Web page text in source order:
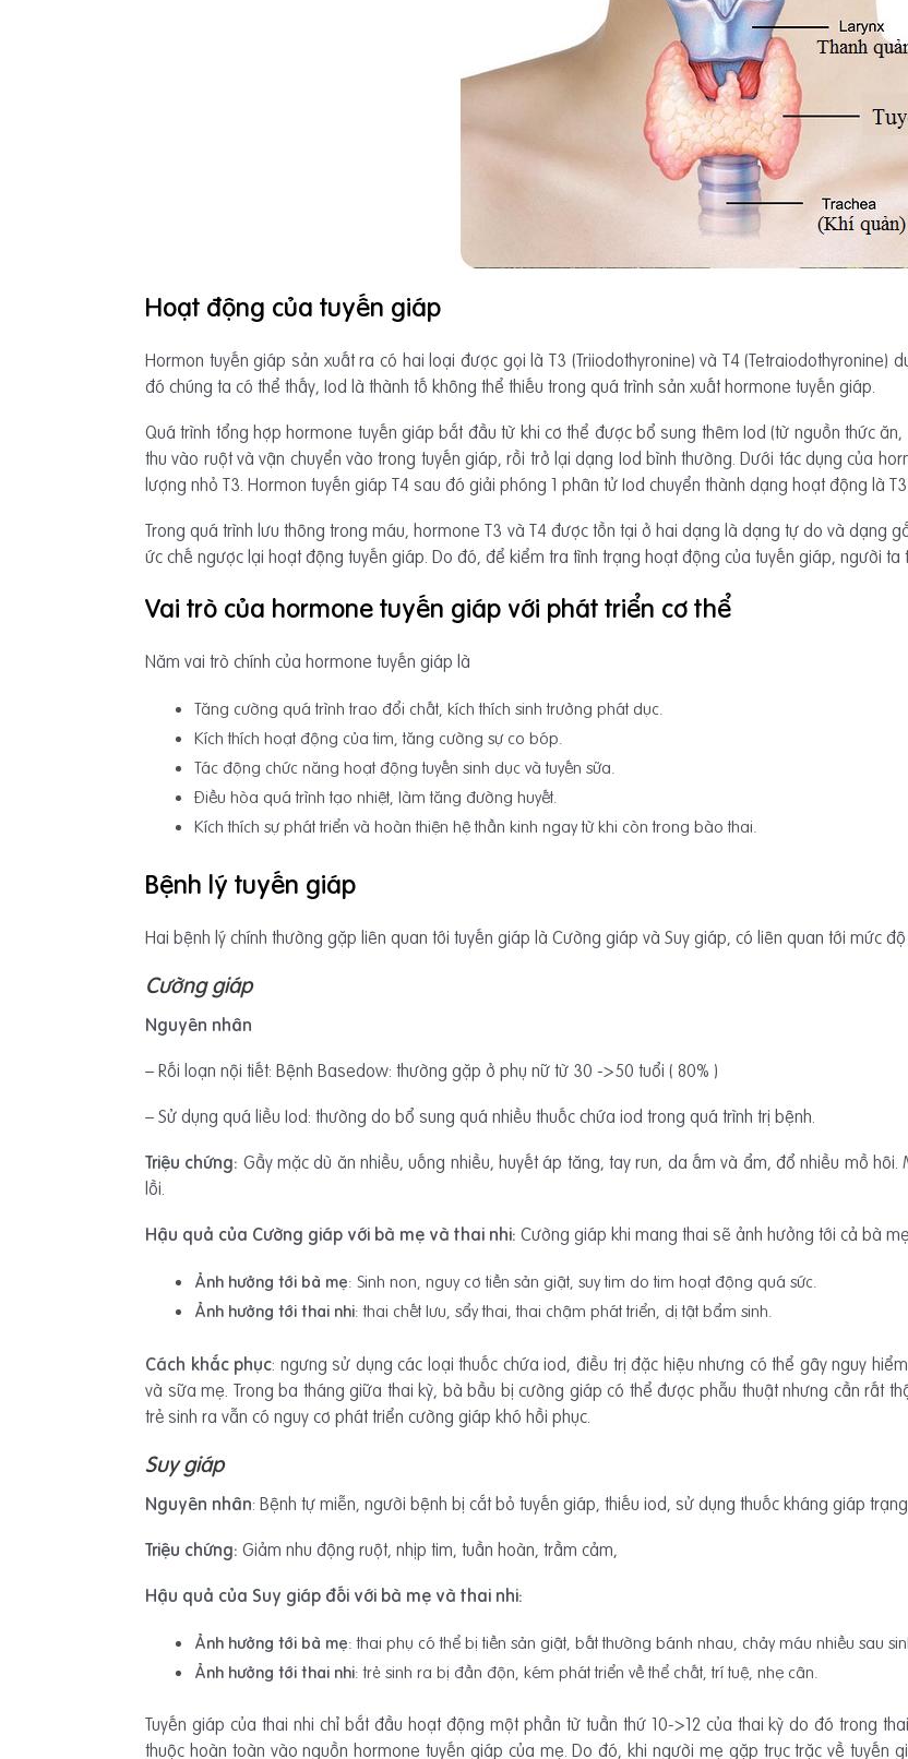
Hoạt động của tuyến giáp
Hormon tuyến giáp sản xuất ra có hai loại được gọi là T3 (Triiodothyronine) và T4
đó chúng ta có thể thấy, Iod là thành tố không thể thiếu trong quá trình sản xuất hormone tuyến giáp.
Quá trình tổng hợp hormone tuyến giáp bắt đầu từ khi cơ thể được bổ sung thêm Iod (từ nguồn thức
thu vào ruột và vận chuyển vào trong tuyến giáp, rồi trở lại dạng Iod bình thường. Dưới tác dụng của
lượng nhỏ T3. Hormon tuyến giáp T4 sau đó giải phóng 1 phân tử Iod chuyển thành dạng hoạt động là T3.
Trong quá trình lưu thông trong máu, hormone T3 và T4 được tồn tại ở hai dạng là dạng tự do và dạng
ức chế ngược lại hoạt động tuyến giáp. Do đó, để kiểm tra tình trạng hoạt động của tuyến giáp, người
Vai trò của hormone tuyến giáp với phát triển cơ thể
Năm vai trò chính của hormone tuyến giáp là
Tăng cường quá trình trao đổi chất, kích thích sinh trưởng phát dục.
Kích thích hoạt động của tim, tăng cường sự co bóp.
Tác động chức năng hoạt động tuyến sinh dục và tuyến sữa.
Điều hòa quá trình tạo nhiệt, làm tăng đường huyết.
Kích thích sự phát triển và hoàn thiện hệ thần kinh ngay từ khi còn trong bào thai.
Bệnh lý tuyến giáp
Hai bệnh lý chính thường gặp liên quan tới tuyến giáp là Cường giáp và Suy giáp, có liên quan tới mức
Cường giáp
Nguyên nhân
– Rối loạn nội tiết: Bệnh Basedow: thường gặp ở phụ nữ từ 30 ->50 tuổi ( 80% )
– Sử dụng quá liều Iod: thường do bổ sung quá nhiều thuốc chứa iod trong quá trình trị bệnh.
Triệu chứng: Gầy mặc dù ăn nhiều, uống nhiều, huyết áp tăng, tay run, da ấm và ẩm, đổ nhiều mồ
lồi.
Hậu quả của Cường giáp với bà mẹ và thai nhi: Cường giáp khi mang thai sẽ ảnh hưởng tới cả bà
Ảnh hưởng tới bà mẹ: Sinh non, nguy cơ tiền sản giật, suy tim do tim hoạt động quá sức.
Ảnh hưởng tới thai nhi: thai chết lưu, sẩy thai, thai chậm phát triển, dị tật bẩm sinh.
Cách khắc phục: ngưng sử dụng các loại thuốc chứa iod, điều trị đặc hiệu nhưng có thể gây nguy
và sữa mẹ. Trong ba tháng giữa thai kỳ, bà bầu bị cường giáp có thể được phẫu thuật nhưng cần rất
trẻ sinh ra vẫn có nguy cơ phát triển cường giáp khó hồi phục.
Suy giáp
Nguyên nhân: Bệnh tự miễn, người bệnh bị cắt bỏ tuyến giáp, thiếu iod, sử dụng thuốc kháng giáp
Triệu chứng: Giảm nhu động ruột, nhịp tim, tuần hoàn, trầm cảm,
Hậu quả của Suy giáp đối với bà mẹ và thai nhi:
Ảnh hưởng tới bà mẹ: thai phụ có thể bị tiền sản giật, bất thường bánh nhau, chảy máu nhiều sau
Ảnh hưởng tới thai nhi: trẻ sinh ra bị đần độn, kém phát triển về thể chất, trí tuệ, nhẹ cân.
Tuyến giáp của thai nhi chỉ bắt đầu hoạt động một phần từ tuần thứ 10->12 của thai kỳ do đó trong
thuộc hoàn toàn vào nguồn hormone tuyến giáp của mẹ. Do đó, khi người mẹ gặp trục trặc về tuyến